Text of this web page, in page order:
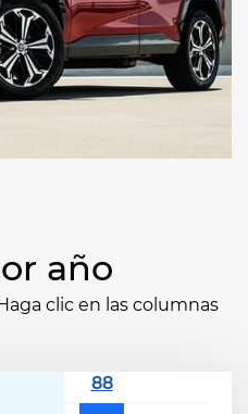
año
clic en las columnas